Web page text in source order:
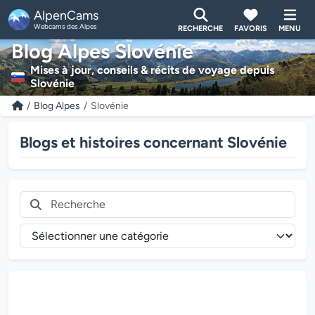
AlpenCams
Webcams des Alpes RECHERCHE FAVORIS MENU
Blog Alpes Slovénie
Mises à jour, conseils & récits de voyage depuis
Slovénie
Blog Alpes Slovénie
Blogs et histoires concernant Slovénie